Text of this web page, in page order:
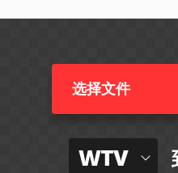
选择文件
WTV